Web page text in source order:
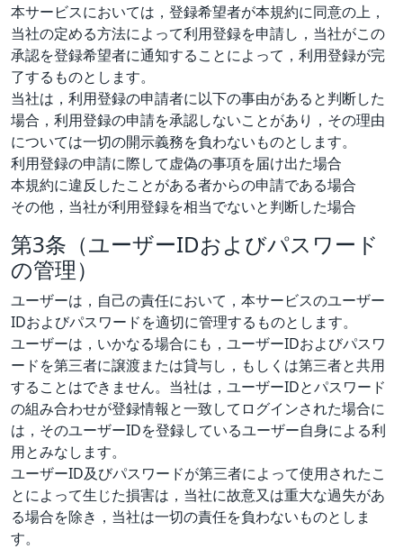
本サービスにおいては，登録希望者が本規約に同意の上，
当社の定める方法によって利用登録を申請し，当社がこの
承認を登録希望者に通知することによって，利用登録が完
了するものとします。
当社は，利用登録の申請者に以下の事由があると判断した
場合，利用登録の申請を承認しないことがあり，その理由
については一切の開示義務を負わないものとします。
利用登録の申請に際して虚偽の事項を届け出た場合
本規約に違反したことがある者からの申請である場合
その他，当社が利用登録を相当でないと判断した場合
第3条（ユーザーIDおよびパスワード
の管理）
ユーザーは，自己の責任において，本サービスのユーザー
IDおよびパスワードを適切に管理するものとします。
ユーザーは，いかなる場合にも，ユーザーIDおよびパスワ
ードを第三者に譲渡または貸与し，もしくは第三者と共用
することはできません。当社は，ユーザーIDとパスワード
の組み合わせが登録情報と一致してログインされた場合に
は，そのユーザーIDを登録しているユーザー自身による利
用とみなします。
ユーザーID及びパスワードが第三者によって使用されたこ
とによって生じた損害は，当社に故意又は重大な過失があ
る場合を除き，当社は一切の責任を負わないものとしま
す。